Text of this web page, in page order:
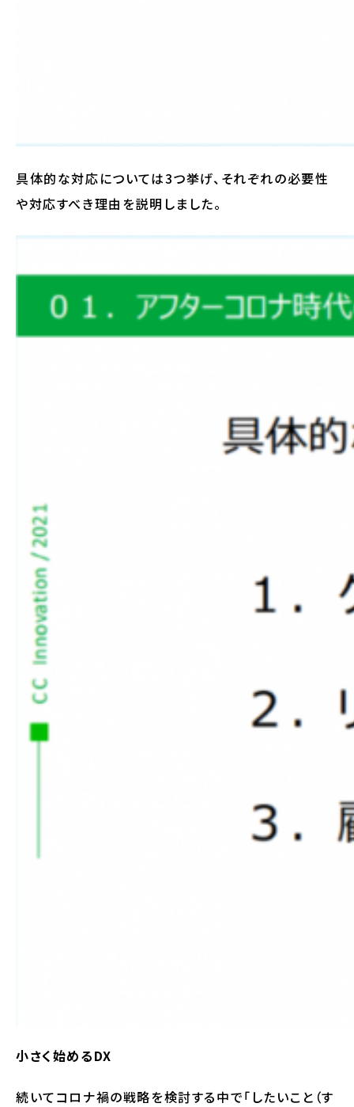
具体的な対応については3つ挙げ、それぞれの必要性
や対応すべき理由を説明しました。
小さく始めるDX
続いてコロナ禍の戦略を検討する中で「したいこと（す